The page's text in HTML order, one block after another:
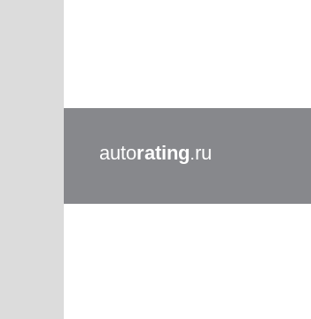
autorating.ru